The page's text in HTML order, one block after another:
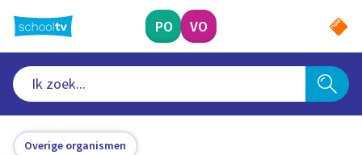
naar
hoofdinhoud
PO VO
Overige organismen